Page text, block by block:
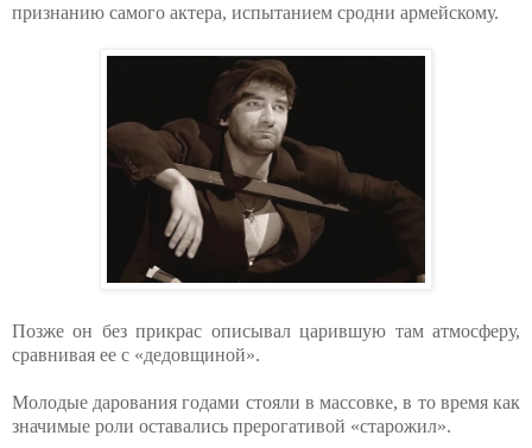
признанию самого актера, испытанием сродни армейскому.
Позже он без прикрас описывал царившую там атмосферу,
сравнивая ее с «дедовщиной».
Молодые дарования годами стояли в массовке, в то время как
значимые роли оставались прерогативой «старожил».